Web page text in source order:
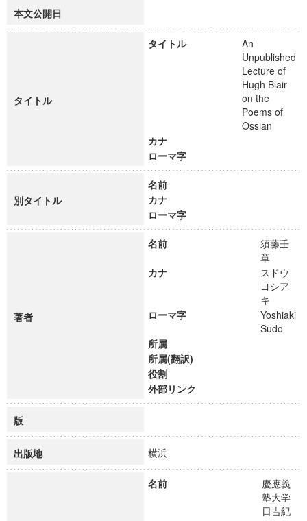
本文公開日
タイトル
タイトル
An
Unpublished
Lecture of
Hugh Blair
on the
Poems of
Ossian
カナ
ローマ字
別タイトル
名前
カナ
ローマ字
著者
名前
須藤壬
章
カナ
スドウ
ヨシア
キ
ローマ字
Yoshiaki
Sudo
所属
所属(翻訳)
役割
外部リンク
版
出版地 横浜
名前
慶應義
塾大学
日吉紀